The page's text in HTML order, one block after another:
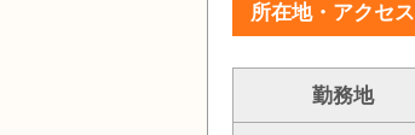
所在地・アクセス
勤務地